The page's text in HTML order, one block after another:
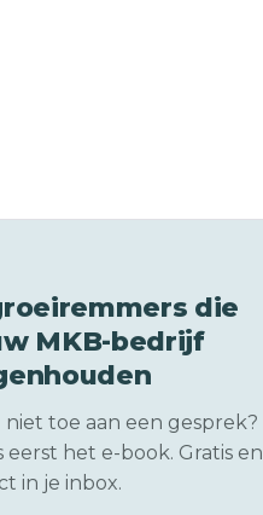
die
MKB-bedrijf
niet toe aan een gesprek?
eerst het e-book. Gratis en
in je inbox.